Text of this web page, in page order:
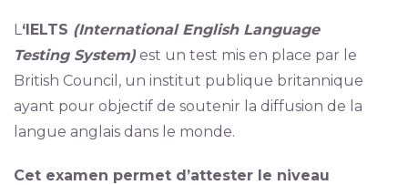
L‘IELTS (International English Language
Testing System)est un test mis en place par le
British Council, un institut publique britannique
ayant pour objectif de soutenir la diffusion de la
langue anglais dans le monde.
Cet examen permet d’attester le niveau